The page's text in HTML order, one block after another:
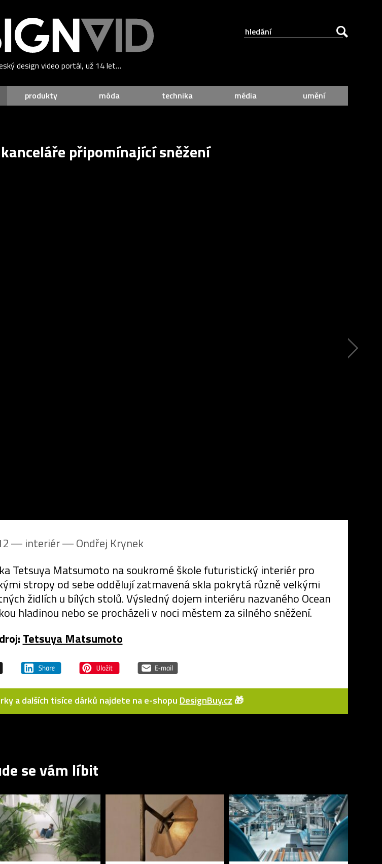
design video portál, už 14 let…
produkty móda technika média umění
připomínající sněžení
― interiér ―Ondřej Krynek
Tetsuya Matsumoto na soukromé škole futuristický interiér pro
stropy od sebe oddělují zatmavená skla pokrytá různě velkými
židlích u bílých stolů. Výsledný dojem interiéru nazvaného Ocean
hladinou nebo se procházeli v noci městem za silného sněžení.
Tetsuya Matsumoto
a dalších tisíce dárků najdete na e-shopu DesignBuy.cz 🎁
se vám líbit